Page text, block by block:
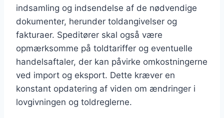
indsamling og indsendelse af de nødvendige
dokumenter, herunder toldangivelser og
fakturaer. Speditører skal også være
opmærksomme på toldtariffer og eventuelle
handelsaftaler, der kan påvirke omkostningerne
ved import og eksport. Dette kræver en
konstant opdatering af viden om ændringer i
lovgivningen og toldreglerne.